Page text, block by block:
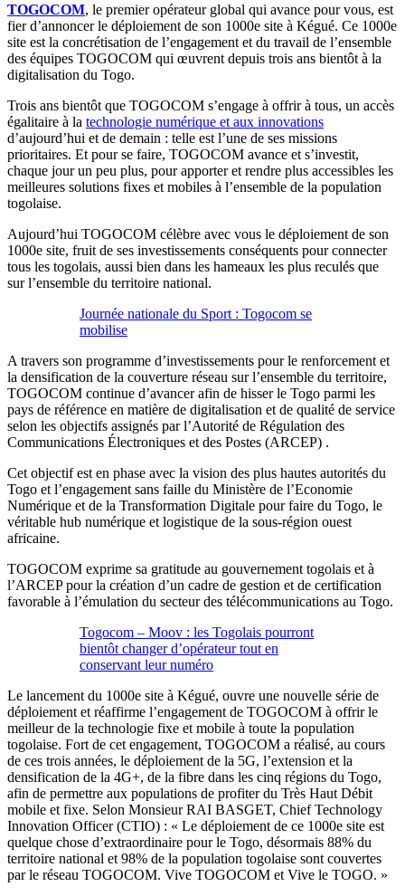
TOGOCOM, le premier opérateur global qui avance pour vous, est
fier d’annoncer le déploiement de son 1000e site à Kégué. Ce 1000e
site est la concrétisation de l’engagement et du travail de l’ensemble
des équipes TOGOCOM qui œuvrent depuis trois ans bientôt à la
digitalisation du Togo.
Trois ans bientôt que TOGOCOM s’engage à offrir à tous, un accès
égalitaire à la technologie numérique et aux innovations
d’aujourd’hui et de demain : telle est l’une de ses missions
prioritaires. Et pour se faire, TOGOCOM avance et s’investit,
chaque jour un peu plus, pour apporter et rendre plus accessibles les
meilleures solutions fixes et mobiles à l’ensemble de la population
togolaise.
Aujourd’hui TOGOCOM célèbre avec vous le déploiement de son
1000e site, fruit de ses investissements conséquents pour connecter
tous les togolais, aussi bien dans les hameaux les plus reculés que
sur l’ensemble du territoire national.
Journée nationale du Sport : Togocom se
mobilise
A travers son programme d’investissements pour le renforcement et
la densification de la couverture réseau sur l’ensemble du territoire,
TOGOCOM continue d’avancer afin de hisser le Togo parmi les
pays de référence en matière de digitalisation et de qualité de service
selon les objectifs assignés par l’Autorité de Régulation des
Communications Électroniques et des Postes (ARCEP) .
Cet objectif est en phase avec la vision des plus hautes autorités du
Togo et l’engagement sans faille du Ministère de l’Economie
Numérique et de la Transformation Digitale pour faire du Togo, le
véritable hub numérique et logistique de la sous-région ouest
africaine.
TOGOCOM exprime sa gratitude au gouvernement togolais et à
l’ARCEP pour la création d’un cadre de gestion et de certification
favorable à l’émulation du secteur des télécommunications au Togo.
Togocom – Moov : les Togolais pourront
bientôt changer d’opérateur tout en
conservant leur numéro
Le lancement du 1000e site à Kégué, ouvre une nouvelle série de
déploiement et réaffirme l’engagement de TOGOCOM à offrir le
meilleur de la technologie fixe et mobile à toute la population
togolaise. Fort de cet engagement, TOGOCOM a réalisé, au cours
de ces trois années, le déploiement de la 5G, l’extension et la
densification de la 4G+, de la fibre dans les cinq régions du Togo,
afin de permettre aux populations de profiter du Très Haut Débit
mobile et fixe. Selon Monsieur RAI BASGET, Chief Technology
Innovation Officer (CTIO) : « Le déploiement de ce 1000e site est
quelque chose d’extraordinaire pour le Togo, désormais 88% du
territoire national et 98% de la population togolaise sont couvertes
par le réseau TOGOCOM. Vive TOGOCOM et Vive le TOGO. »